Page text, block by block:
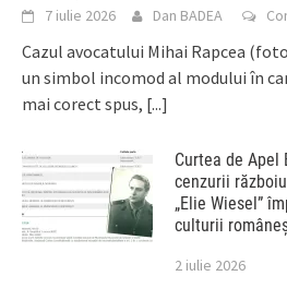
7 iulie 2026 Dan BADEA
Cazul avocatului Mihai Rapcea
un simbol incomod al modului în
mai corect spus, [...]
Curtea de Apel
cenzurii
„Elie Wiesel”
culturii
2 iulie 2026